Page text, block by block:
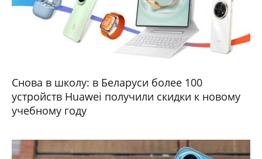
Снова в школу: в Беларуси более 100
устройств Huawei получили скидки к новому
учебному году